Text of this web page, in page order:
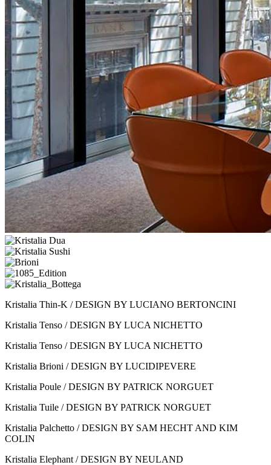
Kristalia Thin-K / DESIGN BY LUCIANO BERTONCINI
Kristalia Tenso / DESIGN BY LUCA NICHETTO
Kristalia Tenso / DESIGN BY LUCA NICHETTO
Kristalia Brioni / DESIGN BY LUCIDIPEVERE
Kristalia Poule / DESIGN BY PATRICK NORGUET
Kristalia Tuile / DESIGN BY PATRICK NORGUET
Kristalia Palchetto / DESIGN BY SAM HECHT AND KIM
COLIN
Kristalia Elephant / DESIGN BY NEULAND